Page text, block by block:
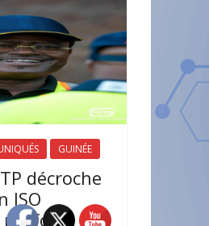
GUINÉE
décroche
ISO
son